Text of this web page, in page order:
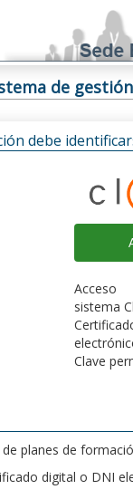
de
debe
sistema
Clave
planes de
digital o DNI